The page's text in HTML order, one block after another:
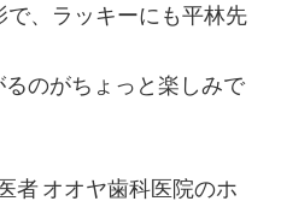
で、ラッキーにも平林先
のがちょっと楽しみで
者 オオヤ歯科医院のホ